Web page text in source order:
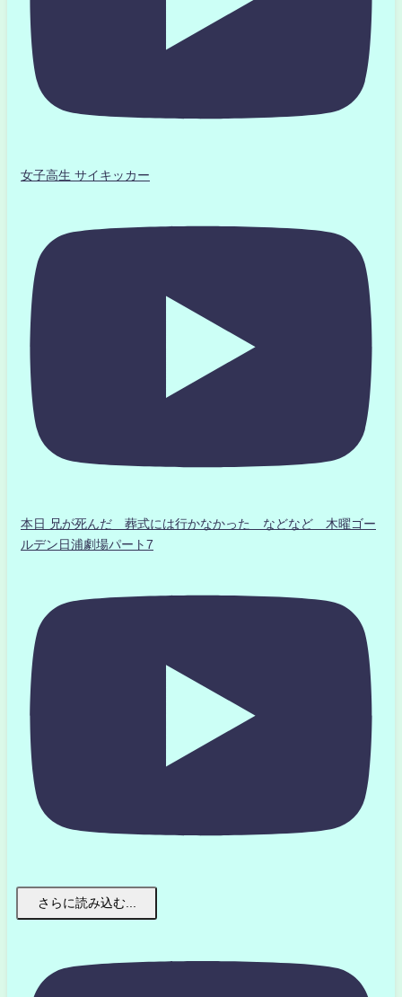
女子高生 サイキッカー
本日 兄が死んだ 葬式には行かなかった などなど 木曜ゴー
ルデン日浦劇場パート7
さらに読み込む...